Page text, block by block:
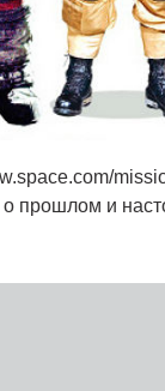
о прошлом и